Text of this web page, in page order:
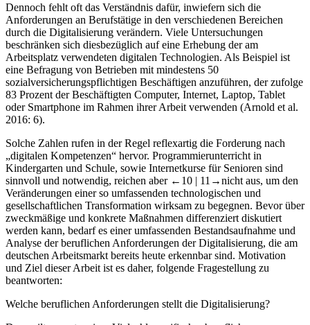
Dennoch fehlt oft das Verständnis dafür, inwiefern sich die
Anforderungen an Berufstätige in den verschiedenen Bereichen
durch die Digitalisierung verändern. Viele Untersuchungen
beschränken sich diesbezüglich auf eine Erhebung der am
Arbeitsplatz verwendeten digitalen Technologien. Als Beispiel ist
eine Befragung von Betrieben mit mindestens 50
sozialversicherungspflichtigen Beschäftigen anzuführen, der zufolge
83 Prozent der Beschäftigten Computer, Internet, Laptop, Tablet
oder Smartphone im Rahmen ihrer Arbeit verwenden (Arnold et al.
2016: 6).
Solche Zahlen rufen in der Regel reflexartig die Forderung nach
„digitalen Kompetenzen“ hervor. Programmierunterricht in
Kindergarten und Schule, sowie Internetkurse für Senioren sind
sinnvoll und notwendig, reichen aber ←10 | 11→nicht aus, um den
Veränderungen einer so umfassenden technologischen und
gesellschaftlichen Transformation wirksam zu begegnen. Bevor über
zweckmäßige und konkrete Maßnahmen differenziert diskutiert
werden kann, bedarf es einer umfassenden Bestandsaufnahme und
Analyse der beruflichen Anforderungen der Digitalisierung, die am
deutschen Arbeitsmarkt bereits heute erkennbar sind. Motivation
und Ziel dieser Arbeit ist es daher, folgende Fragestellung zu
beantworten:
Welche beruflichen Anforderungen stellt die Digitalisierung?